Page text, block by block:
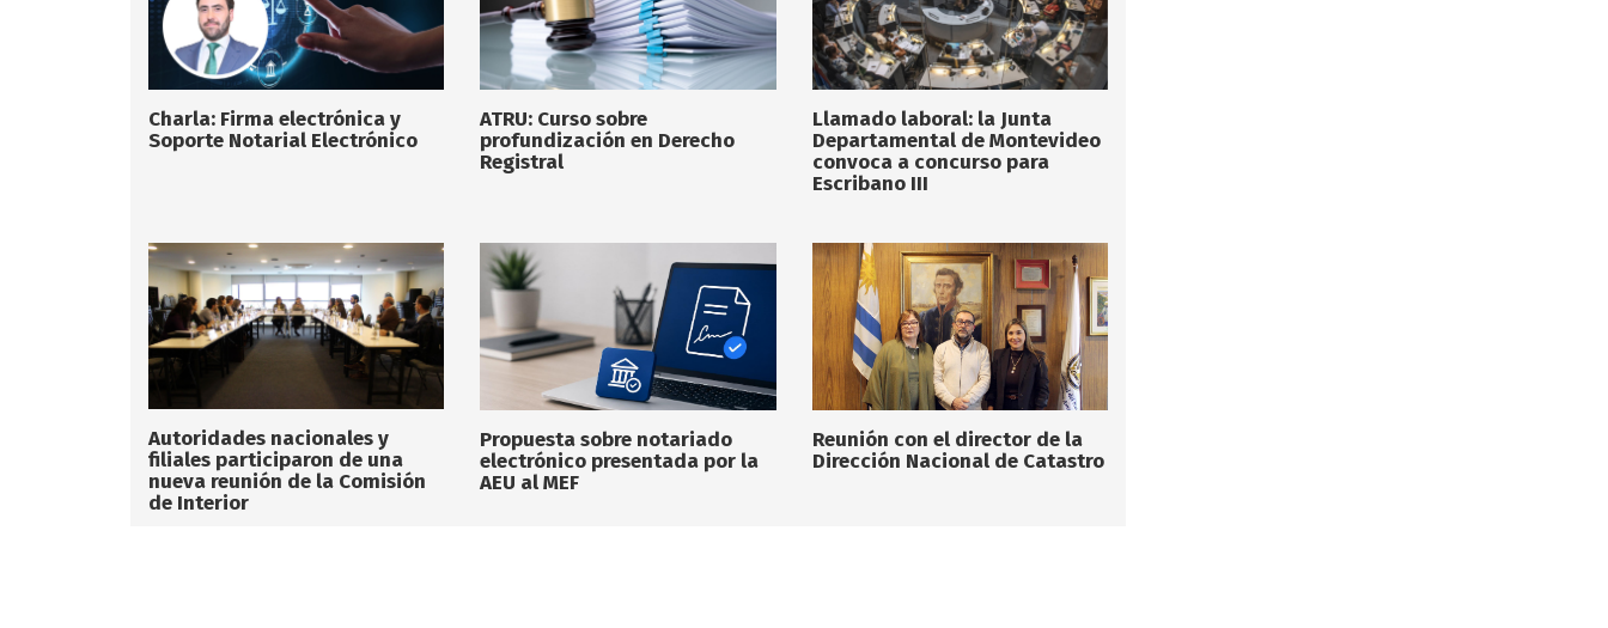
Charla: Firma electrónica y
Soporte Notarial Electrónico
ATRU: Curso sobre
profundización en Derecho
Registral
Llamado laboral: la Junta
Departamental de Montevideo
convoca a concurso para
Escribano III
Autoridades nacionales y
filiales participaron de una
nueva reunión de la Comisión
de Interior
Propuesta sobre notariado
electrónico presentada por la
AEU al MEF
Reunión con el director de la
Dirección Nacional de Catastro